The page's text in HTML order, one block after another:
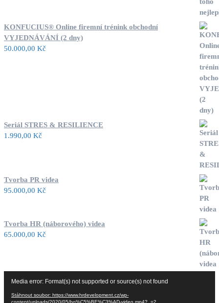
KONFUCIUS® Online firemní trénink obchodní
VYJEDNÁVÁNÍ (2 dny)
50.000,00 Kč
Seriál STRES & RESILIENCE
1.990,00 Kč
Tvorba PR videa
95.000,00 Kč
Tvorba HR (náborového) videa
65.000,00 Kč
Media error: Format(s) not supported or source(s) not found
Stáhnout soubor: https://www.hrdevelopment.cz/wp-
content/uploads/2020/05/bo%C5%BE%C3%AD-video.mp4?_=2